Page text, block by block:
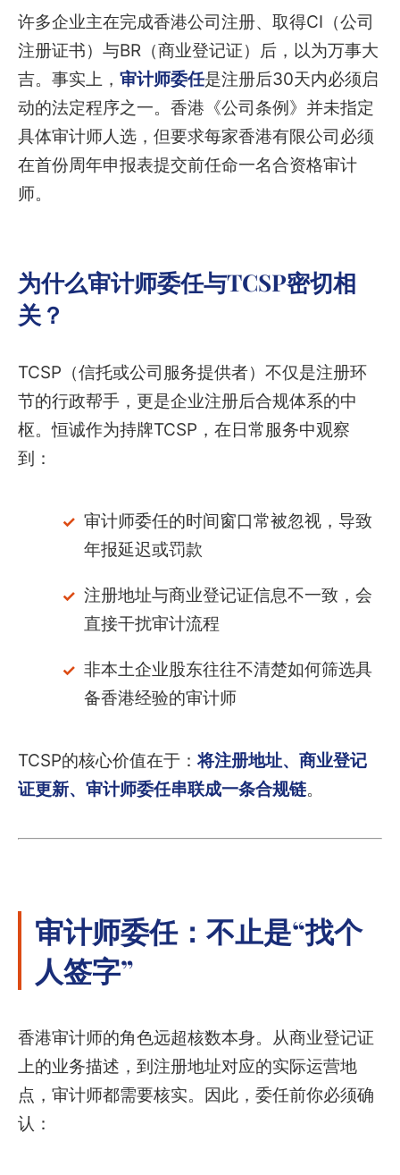
许多企业主在完成香港公司注册、取得CI（公司
注册证书）与BR（商业登记证）后，以为万事大
吉。事实上， 审计师委任是注册后30天内必须启
动的法定程序之一。香港《公司条例》并未指定
具体审计师人选，但要求每家香港有限公司必须
在首份周年申报表提交前任命一名合资格审计
师。
为什么审计师委任与TCSP密切相
关？
TCSP（信托或公司服务提供者）不仅是注册环
节的行政帮手，更是企业注册后合规体系的中
枢。恒诚作为持牌TCSP，在日常服务中观察
到：
审计师委任的时间窗口常被忽视，导致
年报延迟或罚款
注册地址与商业登记证信息不一致，会
直接干扰审计流程
非本土企业股东往往不清楚如何筛选具
备香港经验的审计师
TCSP的核心价值在于：将注册地址、商业登记
证更新、审计师委任串联成一条合规链。
审计师委任：不止是“找个
人签字”
香港审计师的角色远超核数本身。从商业登记证
上的业务描述，到注册地址对应的实际运营地
点，审计师都需要核实。因此，委任前你必须确
认：